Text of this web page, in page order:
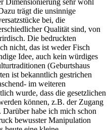
trägt die unsinnige
bei, die
Qualität sind, von
Die bedruckten
nicht, das ist weder Fisch
Idee, auch kein würdiges
(Geburtshaus
ist bekanntlich gestrichen
im weiteren
wurde, dass die gesetzlichen
können, z.B. der Zugang
habe ich mich schon
bewusster Manipulation